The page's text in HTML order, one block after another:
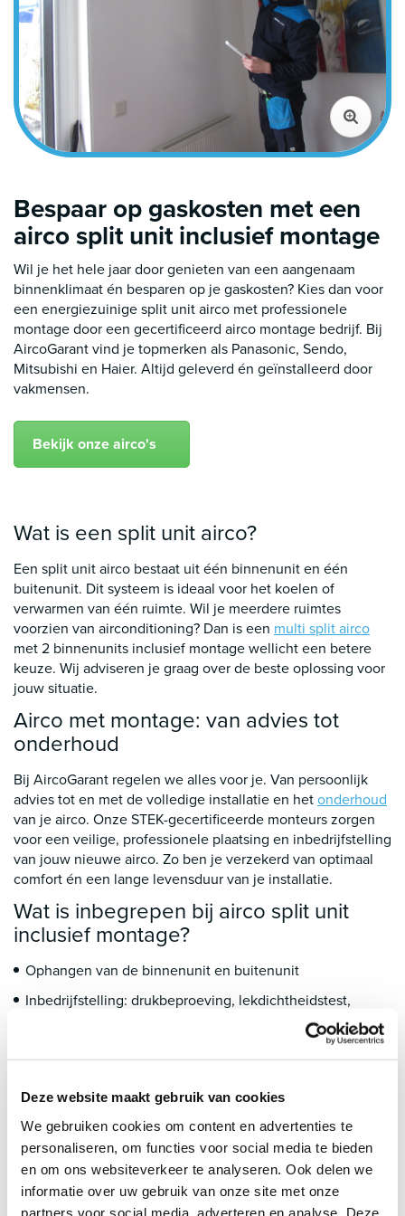
Deze website maakt gebruik van cookies
We gebruiken cookies om content en advertenties te
personaliseren, om functies voor social media te bieden
en om ons websiteverkeer te analyseren. Ook delen we
informatie over uw gebruik van onze site met onze
partners voor social media, adverteren en analyse. Deze
Bespaar op gaskosten met een
airco split unit inclusief montage
Wil je het hele jaar door genieten van een aangenaam
binnenklimaat én besparen op je gaskosten? Kies dan voor
een energiezuinige split unit airco met professionele
montage door een gecertificeerd airco montage bedrijf. Bij
AircoGarant vind je topmerken als Panasonic, Sendo,
Mitsubishi en Haier. Altijd geleverd én geïnstalleerd door
vakmensen.
Bekijk onze airco's
Wat is een split unit airco?
Een split unit airco bestaat uit één binnenunit en één
buitenunit. Dit systeem is ideaal voor het koelen of
verwarmen van één ruimte. Wil je meerdere ruimtes
voorzien van airconditioning? Dan is een multi split airco
met 2 binnenunits inclusief montage wellicht een betere
keuze. Wij adviseren je graag over de beste oplossing voor
jouw situatie.
Airco met montage: van advies tot
onderhoud
Bij AircoGarant regelen we alles voor je. Van persoonlijk
advies tot en met de volledige installatie en hetonderhoud
van je airco. Onze STEK-gecertificeerde monteurs zorgen
voor een veilige, professionele plaatsing en inbedrijfstelling
van jouw nieuwe airco. Zo ben je verzekerd van optimaal
comfort én een lange levensduur van je installatie.
Wat is inbegrepen bij airco split unit
inclusief montage?
Ophangen van de binnenunit en buitenunit
Inbedrijfstelling: drukbeproeving, lekdichtheidstest,
Waarom kiezen voor AircoGarant?
Persoonlijk advies, afgestemd op jouw situatie
Altijd een vrijblijvende offerte
Levering en installatie door gecertificeerde monteurs